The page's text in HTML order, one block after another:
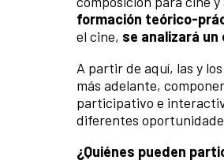
formación teórico-
el cine, se analizará
A partir de aquí, las y
más adelante,
participativo e
diferentes
¿Quiénes pueden